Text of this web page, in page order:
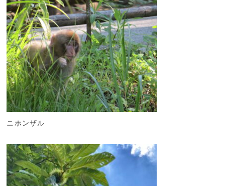
ニホンザル